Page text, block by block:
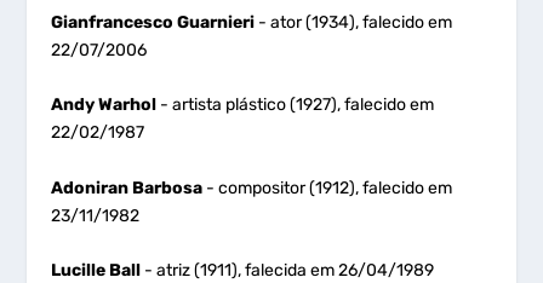
Gianfrancesco Guarnieri - ator (1934), falecido em
22/07/2006
Andy Warhol - artista plástico (1927), falecido em
22/02/1987
Adoniran Barbosa - compositor (1912), falecido em
23/11/1982
Lucille Ball - atriz (1911), falecida em 26/04/1989